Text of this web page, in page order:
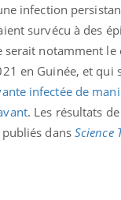
infection
survécu à des
serait notamment le
en Guinée, et qui
infectée de
. Les résultats
dans Science